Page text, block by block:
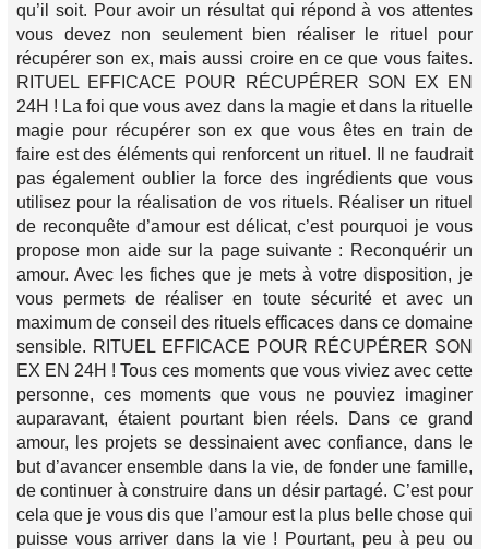
qu’il soit. Pour avoir un résultat qui répond à vos attentes
vous devez non seulement bien réaliser le rituel pour
récupérer son ex, mais aussi croire en ce que vous faites.
RITUEL EFFICACE POUR RÉCUPÉRER SON EX EN
24H ! La foi que vous avez dans la magie et dans la rituelle
magie pour récupérer son ex que vous êtes en train de
faire est des éléments qui renforcent un rituel. Il ne faudrait
pas également oublier la force des ingrédients que vous
utilisez pour la réalisation de vos rituels. Réaliser un rituel
de reconquête d’amour est délicat, c’est pourquoi je vous
propose mon aide sur la page suivante : Reconquérir un
amour. Avec les fiches que je mets à votre disposition, je
vous permets de réaliser en toute sécurité et avec un
maximum de conseil des rituels efficaces dans ce domaine
sensible. RITUEL EFFICACE POUR RÉCUPÉRER SON
EX EN 24H ! Tous ces moments que vous viviez avec cette
personne, ces moments que vous ne pouviez imaginer
auparavant, étaient pourtant bien réels. Dans ce grand
amour, les projets se dessinaient avec confiance, dans le
but d’avancer ensemble dans la vie, de fonder une famille,
de continuer à construire dans un désir partagé. C’est pour
cela que je vous dis que l’amour est la plus belle chose qui
puisse vous arriver dans la vie ! Pourtant, peu à peu ou